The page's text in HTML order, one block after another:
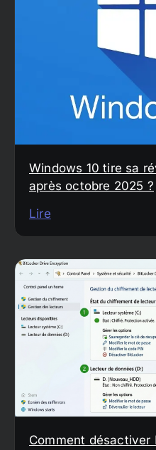
Windows 10 tire sa
après octobre 2025 ?
Lire
Comment désactiver